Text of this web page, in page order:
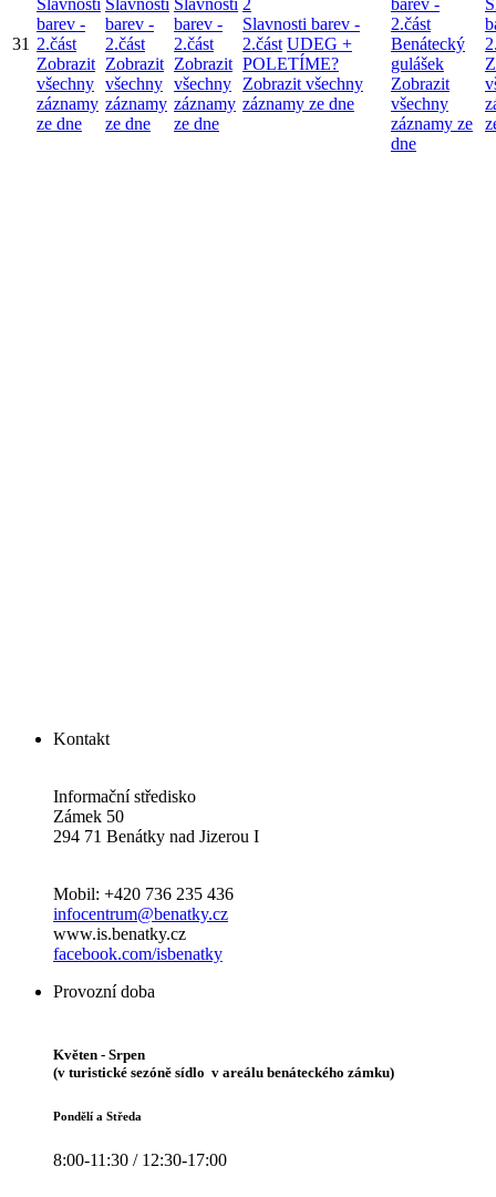
31
Slavnosti
barev -
2.část
Zobrazit
všechny
záznamy
ze dne
Slavnosti
barev -
2.část
Zobrazit
všechny
záznamy
ze dne
Slavnosti
barev -
2.část
Zobrazit
všechny
záznamy
ze dne
2
Slavnosti barev -
2.část UDEG +
POLETÍME?
Zobrazit všechny
záznamy ze dne
barev -
2.část
Benátecký
gulášek
Zobrazit
všechny
záznamy ze
dne
Kontakt
Informační středisko
Zámek 50
294 71 Benátky nad Jizerou I
Mobil: +420 736 235 436
infocentrum@benatky.cz
www.is.benatky.cz
facebook.com/isbenatky
Provozní doba
Květen - Srpen
(v turistické sezóně sídlo v areálu benáteckého zámku)
Pondělí a Středa
8:00-11:30 / 12:30-17:00